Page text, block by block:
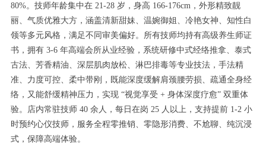
80%。技师年龄集中在 21-28 岁，身高 166-176cm，外形精致靓
丽、气质优雅大方，涵盖清新甜妹、温婉御姐、冷艳女神、知性白
领等多元风格，满足不同审美偏好。所有技师均持有高级养生师证
书，拥有 3-6 年高端会所从业经验，系统研修中式经络推拿、泰式
古法、芳香精油、深层肌肉放松、淋巴排毒等专业技法，手法精
准、力度可控、柔中带刚，既能深度缓解肩颈腰劳损、疏通全身经
络，又能舒缓精神压力，实现 “视觉享受 + 身体深度疗愈” 双重体
验。店内常驻技师 40 余人，每日在岗 25 人以上，支持提前 1-2 小
时预约心仪技师，服务全程零推销、零隐形消费、不尬聊、纯沉浸
式，保障高端体验。